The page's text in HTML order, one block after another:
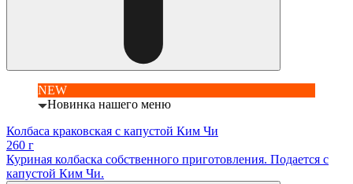
NEW
Новинка нашего меню
Колбаса краковская с капустой Ким Чи
260 г
Куриная колбаска собственного приготовления. Подается с
капустой Ким Чи.